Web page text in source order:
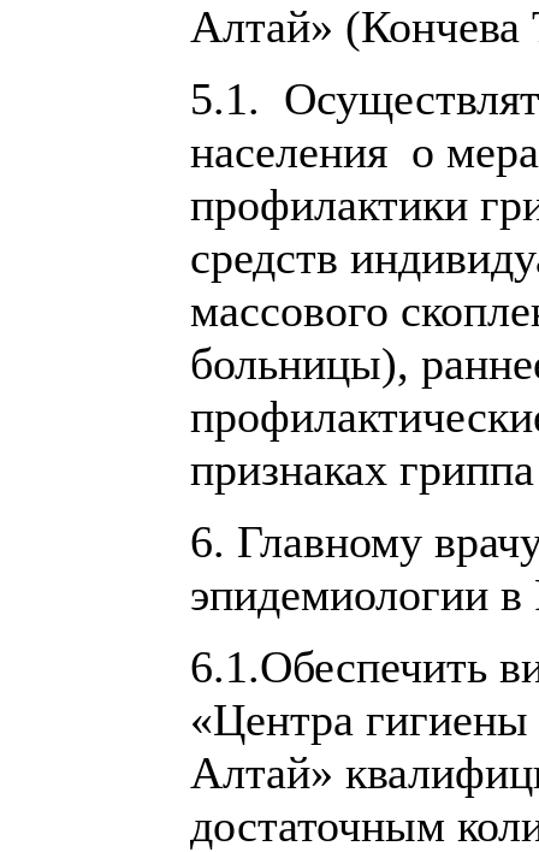
Алтай»
5.1.
населения о
профилактики
средств
массового
больницы),
признаках
6. Главному
эпидемиологии
6.1.Обеспечить
«Центра
Алтай»
достаточным